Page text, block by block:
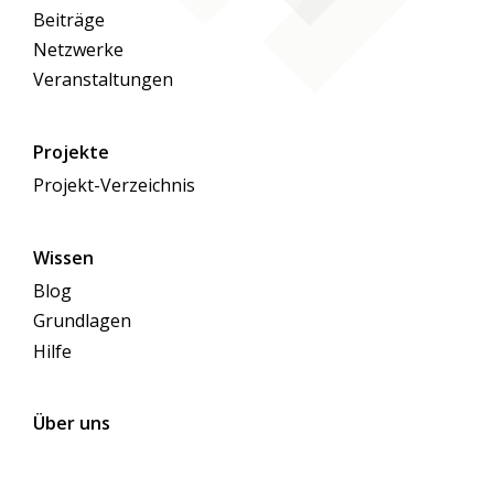
Beiträge
Netzwerke
Veranstaltungen
Projekte
Projekt-Verzeichnis
Wissen
Blog
Grundlagen
Hilfe
Über uns